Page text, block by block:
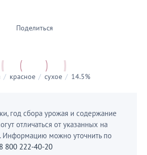
Поделиться
/ красное / сухое / 14.5%
год сбора урожая и содержание
отличаться от указанных на
Информацию можно уточнить по
8 800 222-40-20